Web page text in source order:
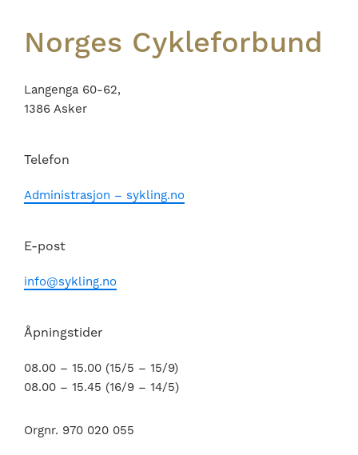
Norges Cykleforbund
Langenga 60-62,
1386 Asker
Telefon
Administrasjon – sykling.no
E-post
info@sykling.no
Åpningstider
08.00 – 15.00 (15/5 – 15/9)
08.00 – 15.45 (16/9 – 14/5)
Orgnr. 970 020 055